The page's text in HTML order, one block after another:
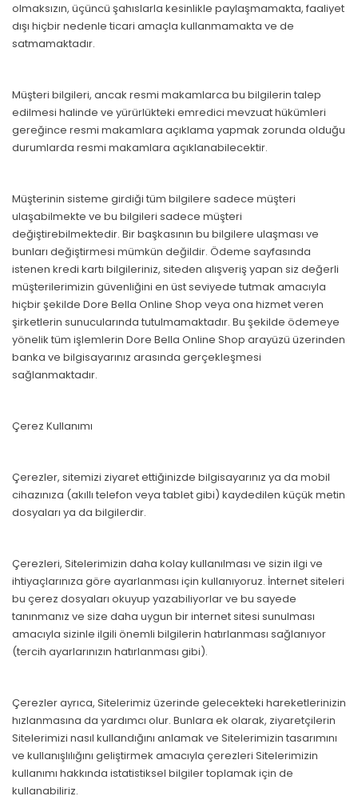
olmaksızın, üçüncü şahıslarla kesinlikle paylaşmamakta, faaliyet
dışı hiçbir nedenle ticari amaçla kullanmamakta ve de
satmamaktadır.
Müşteri bilgileri, ancak resmi makamlarca bu bilgilerin talep
edilmesi halinde ve yürürlükteki emredici mevzuat hükümleri
gereğince resmi makamlara açıklama yapmak zorunda olduğu
durumlarda resmi makamlara açıklanabilecektir.
Müşterinin sisteme girdiği tüm bilgilere sadece müşteri
ulaşabilmekte ve bu bilgileri sadece müşteri
değiştirebilmektedir. Bir başkasının bu bilgilere ulaşması ve
bunları değiştirmesi mümkün değildir. Ödeme sayfasında
istenen kredi kartı bilgileriniz, siteden alışveriş yapan siz değerli
müşterilerimizin güvenliğini en üst seviyede tutmak amacıyla
hiçbir şekilde Dore Bella Online Shop veya ona hizmet veren
şirketlerin sunucularında tutulmamaktadır. Bu şekilde ödemeye
yönelik tüm işlemlerin Dore Bella Online Shop arayüzü üzerinden
banka ve bilgisayarınız arasında gerçekleşmesi
sağlanmaktadır.
Çerez Kullanımı
Çerezler, sitemizi ziyaret ettiğinizde bilgisayarınız ya da mobil
cihazınıza (akıllı telefon veya tablet gibi) kaydedilen küçük metin
dosyaları ya da bilgilerdir.
Çerezleri, Sitelerimizin daha kolay kullanılması ve sizin ilgi ve
ihtiyaçlarınıza göre ayarlanması için kullanıyoruz. İnternet siteleri
bu çerez dosyaları okuyup yazabiliyorlar ve bu sayede
tanınmanız ve size daha uygun bir internet sitesi sunulması
amacıyla sizinle ilgili önemli bilgilerin hatırlanması sağlanıyor
(tercih ayarlarınızın hatırlanması gibi).
Çerezler ayrıca, Sitelerimiz üzerinde gelecekteki hareketlerinizin
hızlanmasına da yardımcı olur. Bunlara ek olarak, ziyaretçilerin
Sitelerimizi nasıl kullandığını anlamak ve Sitelerimizin tasarımını
ve kullanışlılığını geliştirmek amacıyla çerezleri Sitelerimizin
kullanımı hakkında istatistiksel bilgiler toplamak için de
kullanabiliriz.